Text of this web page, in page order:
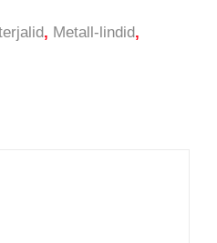
, Metall-lindid,